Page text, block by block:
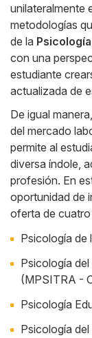
unilateralmente
metodologías
de la Psicología
con una
estudiante
actualizada de
De igual
del mercado
permite al
diversa índole,
profesión. En
oportunidad de
oferta de
Psicología de
Psicología
(MPSITRA -
Psicología
Psicología